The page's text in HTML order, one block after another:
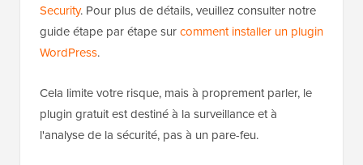
Security. Pour plus de détails, veuillez consulter notre
guide étape par étape surcomment installer un plugin
WordPress.
Cela limite votre risque, mais à proprement parler, le
plugin gratuit est destiné à la surveillance et à
l'analyse de la sécurité, pas à un pare-feu.